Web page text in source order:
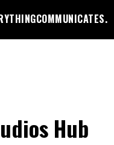
Hub